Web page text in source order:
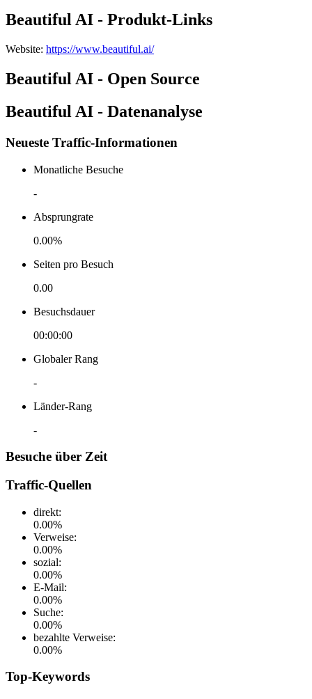
Beautiful AI - Produkt-Links
Website: https://www.beautiful.ai/
Beautiful AI - Open Source
Beautiful AI - Datenanalyse
Neueste Traffic-Informationen
Monatliche Besuche
-
Absprungrate
0.00%
Seiten pro Besuch
0.00
Besuchsdauer
00:00:00
Globaler Rang
-
Länder-Rang
-
Besuche über Zeit
Traffic-Quellen
direkt:
0.00%
Verweise:
0.00%
sozial:
0.00%
E-Mail:
0.00%
Suche:
0.00%
bezahlte Verweise:
0.00%
Top-Keywords